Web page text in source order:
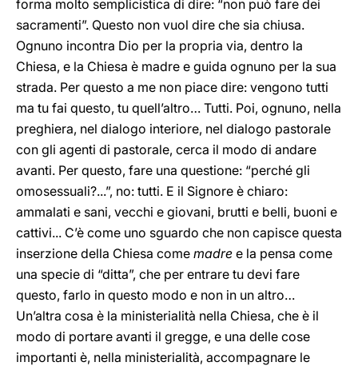
forma molto semplicistica di dire: “non può fare dei
sacramenti”. Questo non vuol dire che sia chiusa.
Ognuno incontra Dio per la propria via, dentro la
Chiesa, e la Chiesa è madre e guida ognuno per la sua
strada. Per questo a me non piace dire: vengono tutti
ma tu fai questo, tu quell’altro… Tutti. Poi, ognuno, nella
preghiera, nel dialogo interiore, nel dialogo pastorale
con gli agenti di pastorale, cerca il modo di andare
avanti. Per questo, fare una questione: “perché gli
omosessuali?...”, no: tutti. E il Signore è chiaro:
ammalati e sani, vecchi e giovani, brutti e belli, buoni e
cattivi... C’è come uno sguardo che non capisce questa
inserzione della Chiesa come madre e la pensa come
una specie di “ditta”, che per entrare tu devi fare
questo, farlo in questo modo e non in un altro…
Un’altra cosa è la ministerialità nella Chiesa, che è il
modo di portare avanti il gregge, e una delle cose
importanti è, nella ministerialità, accompagnare le